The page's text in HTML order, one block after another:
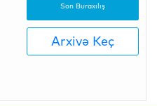
Son Buraxılış
Arxivə Keç